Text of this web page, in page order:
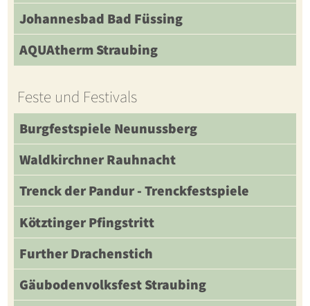
Johannesbad Bad Füssing
AQUAtherm Straubing
Feste und Festivals
Burgfestspiele Neunussberg
Waldkirchner Rauhnacht
Trenck der Pandur - Trenckfestspiele
Kötztinger Pfingstritt
Further Drachenstich
Gäubodenvolksfest Straubing